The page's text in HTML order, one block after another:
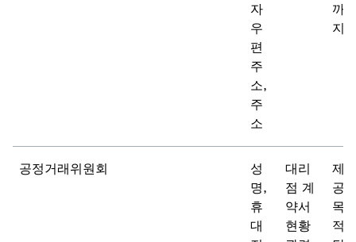
자
우
편
주
소,
주
소
까
지
공정거래위원회
성
명,
휴
대
대리
점 계
약서
현황
제
공
목
적